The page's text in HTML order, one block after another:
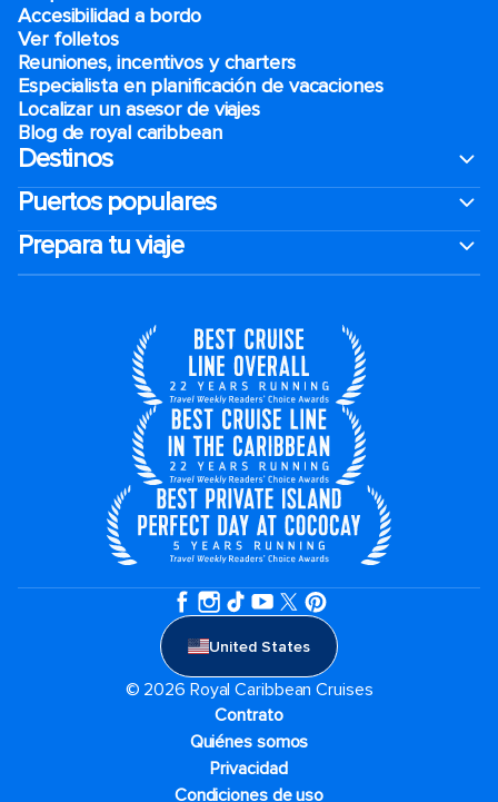
Accesibilidad a bordo
Ver folletos
Reuniones, incentivos y charters​
Especialista en planificación de vacaciones
Localizar un asesor de viajes
Blog de royal caribbean
Destinos
Puertos populares
Prepara tu viaje
United States
© 2026 Royal Caribbean Cruises
Contrato
Quiénes somos
Privacidad
Condiciones de uso